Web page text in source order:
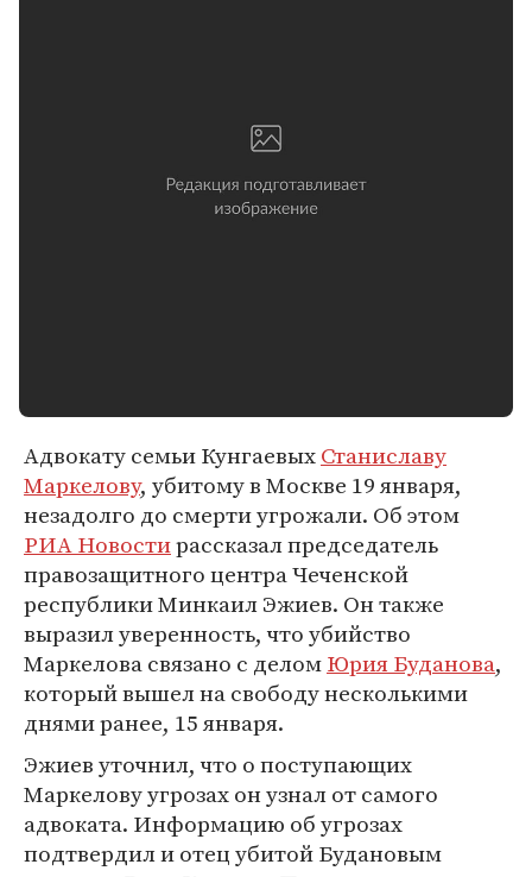
Адвокату семьи КунгаевыхСтаниславу
Маркелову, убитому в Москве 19 января,
незадолго до смерти угрожали. Об этом
РИА Новостирассказал председатель
правозащитного центра Чеченской
республики Минкаил Эжиев. Он также
выразил уверенность, что убийство
Маркелова связано с деломЮрия Буданова,
который вышел на свободу несколькими
днями ранее, 15 января.
Эжиев уточнил, что о поступающих
Маркелову угрозах он узнал от самого
адвоката. Информацию об угрозах
подтвердил и отец убитой Будановым